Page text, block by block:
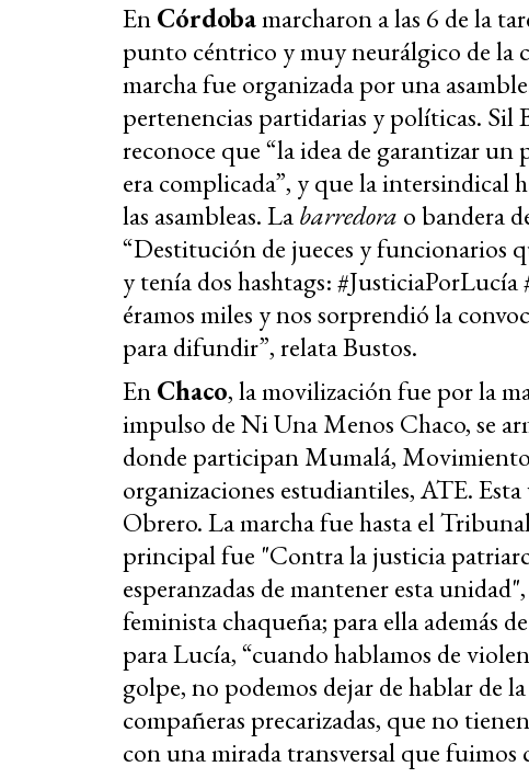
EnCórdobamarcharon a las 6 de la
punto céntrico y muy neurálgico de la
marcha fue organizada por una
pertenencias partidarias y políticas.
reconoce que “la idea de garantizar
era complicada”, y que la intersindical
las asambleas. Labarredora o bandera
“Destitución de jueces y funcionarios
y tenía dos hashtags:
éramos miles y nos sorprendió la
para difundir”, relata Bustos.
EnChaco, la movilización fue por la
impulso de Ni Una Menos Chaco, se
donde participan Mumalá,
organizaciones estudiantiles, ATE.
Obrero. La marcha fue hasta el
principal fue "Contra la justicia
esperanzadas de mantener esta
feminista chaqueña; para ella además
para Lucía, “cuando hablamos de
golpe, no podemos dejar de hablar de
compañeras precarizadas, que no
con una mirada transversal que fuimos